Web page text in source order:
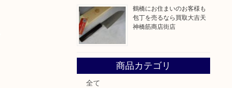
鶴橋にお住まいのお客様も
包丁を売るなら買取大吉天
神橋筋商店街店
商品カテゴリ
全て